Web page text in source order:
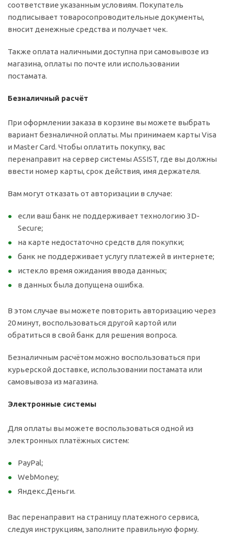
соответствие указанным условиям. Покупатель
подписывает товаросопроводительные документы,
вносит денежные средства и получает чек.
Также оплата наличными доступна при самовывозе из
магазина, оплаты по почте или использовании
постамата.
Безналичный расчёт
При оформлении заказа в корзине вы можете выбрать
вариант безналичной оплаты. Мы принимаем карты Visa
и Master Card. Чтобы оплатить покупку, вас
перенаправит на сервер системы ASSIST, где вы должны
ввести номер карты, срок действия, имя держателя.
Вам могут отказать от авторизации в случае:
если ваш банк не поддерживает технологию 3D-
Secure;
на карте недостаточно средств для покупки;
банк не поддерживает услугу платежей в интернете;
истекло время ожидания ввода данных;
в данных была допущена ошибка.
В этом случае вы можете повторить авторизацию через
20 минут, воспользоваться другой картой или
обратиться в свой банк для решения вопроса.
Безналичным расчётом можно воспользоваться при
курьерской доставке, использовании постамата или
самовывоза из магазина.
Электронные системы
Для оплаты вы можете воспользоваться одной из
электронных платёжных систем:
PayPal;
WebMoney;
Яндекс.Деньги.
Вас перенаправит на страницу платежного сервиса,
следуя инструкциям, заполните правильную форму.